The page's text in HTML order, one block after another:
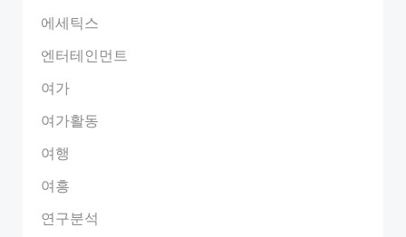
에세틱스
엔터테인먼트
여가
여가활동
여행
여흥
연구분석